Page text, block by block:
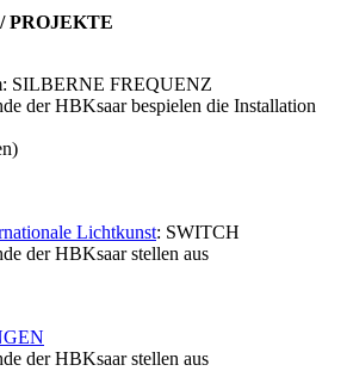
PROJEKTE
SILBERNE FREQUENZ
der HBKsaar bespielen die Installation
Lichtkunst: SWITCH
der HBKsaar stellen aus
der HBKsaar stellen aus